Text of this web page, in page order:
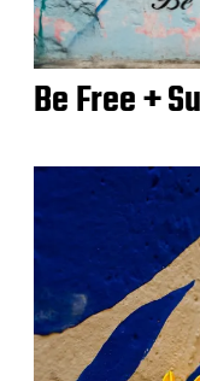
Be Free +